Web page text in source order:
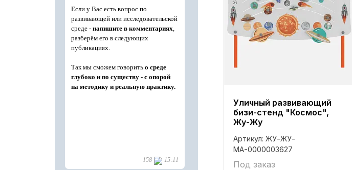
Уличный развивающий
бизи-стенд "Космос",
Жу-Жу
Артикул: ЖУ-ЖУ-
МА-0000003627
Под заказ